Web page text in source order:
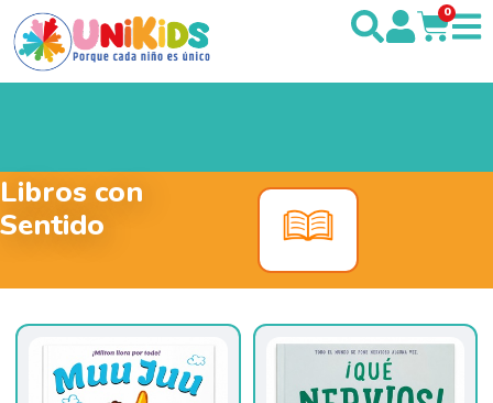
0
Libros con
Sentido